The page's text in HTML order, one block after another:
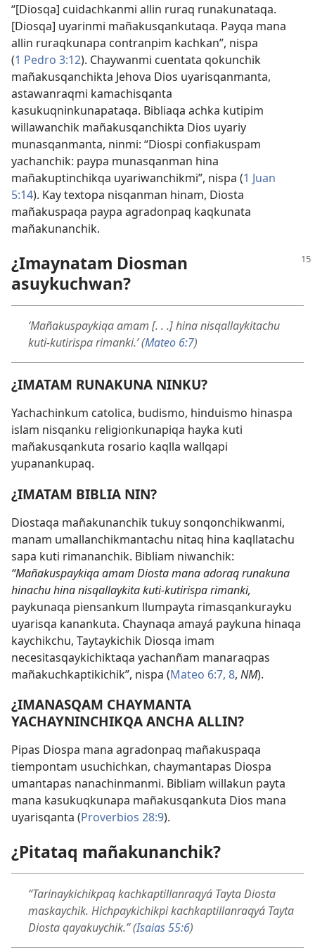
“[Diosqa] cuidachkanmi allin ruraq runakunataqa.
[Diosqa] uyarinmi mañakusqankutaqa. Payqa mana
allin ruraqkunapa contranpim kachkan”, nispa
(1 Pedro 3:12). Chaywanmi cuentata qokunchik
mañakusqanchikta Jehova Dios uyarisqanmanta,
astawanraqmi kamachisqanta
kasukuqninkunapataqa. Bibliaqa achka kutipim
willawanchik mañakusqanchikta Dios uyariy
munasqanmanta, ninmi: “Diospi confiakuspam
yachanchik: paypa munasqanman hina
mañakuptinchikqa uyariwanchikmi”, nispa (1 Juan
5:14). Kay textopa nisqanman hinam, Diosta
mañakuspaqa paypa agradonpaq kaqkunata
mañakunanchik.
¿Imaynatam Diosman
asuykuchwan?
‘Mañakuspaykiqa amam [. . .] hina nisqallaykitachu
kuti-kutirispa rimanki.’ (Mateo 6:7)
¿IMATAM RUNAKUNA NINKU?
Yachachinkum catolica, budismo, hinduismo hinaspa
islam nisqanku religionkunapiqa hayka kuti
mañakusqankuta rosario kaqlla wallqapi
yupanankupaq.
¿IMATAM BIBLIA NIN?
Diostaqa mañakunanchik tukuy sonqonchikwanmi,
manam umallanchikmantachu nitaq hina kaqllatachu
sapa kuti rimananchik. Bibliam niwanchik:
“Mañakuspaykiqa amam Diosta mana adoraq runakuna
hinachu hina nisqallaykita kuti-kutirispa rimanki,
paykunaqa piensankum llumpayta rimasqankurayku
uyarisqa kanankuta. Chaynaqa amayá paykuna hinaqa
kaychikchu, Taytaykichik Diosqa imam
necesitasqaykichiktaqa yachanñam manaraqpas
mañakuchkaptikichik”, nispa (Mateo 6:7, 8, NM).
¿IMANASQAM CHAYMANTA
YACHAYNINCHIKQA ANCHA ALLIN?
Pipas Diospa mana agradonpaq mañakuspaqa
tiempontam usuchichkan, chaymantapas Diospa
umantapas nanachinmanmi. Bibliam willakun payta
mana kasukuqkunapa mañakusqankuta Dios mana
uyarisqanta (Proverbios 28:9).
¿Pitataq mañakunanchik?
“Tarinaykichikpaq kachkaptillanraqyá Tayta Diosta
maskaychik. Hichpaykichikpi kachkaptillanraqyá Tayta
Diosta qayakuychik.” (Isaias 55:6)